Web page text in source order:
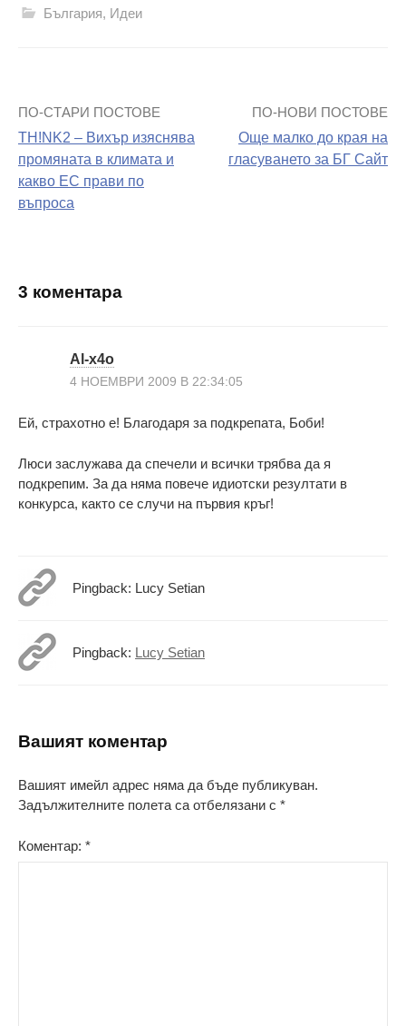
България, Идеи
Навигация
на
поста
ПО-СТАРИ ПОСТОВЕ
TH!NK2 – Вихър изяснява
промяната в климата и
какво ЕС прави по
въпроса
ПО-НОВИ ПОСТОВЕ
Още малко до края на
гласуването за БГ Сайт
3 коментара
Al-x4o
4 НОЕМВРИ 2009 В 22:34:05
Ей, страхотно е! Благодаря за подкрепата, Боби!
Люси заслужава да спечели и всички трябва да я
подкрепим. За да няма повече идиотски резултати в
конкурса, както се случи на първия кръг!
Pingback: Lucy Setian
Pingback: Lucy Setian
Вашият коментар
Вашият имейл адрес няма да бъде публикуван.
Задължителните полета са отбелязани с *
Коментар: *